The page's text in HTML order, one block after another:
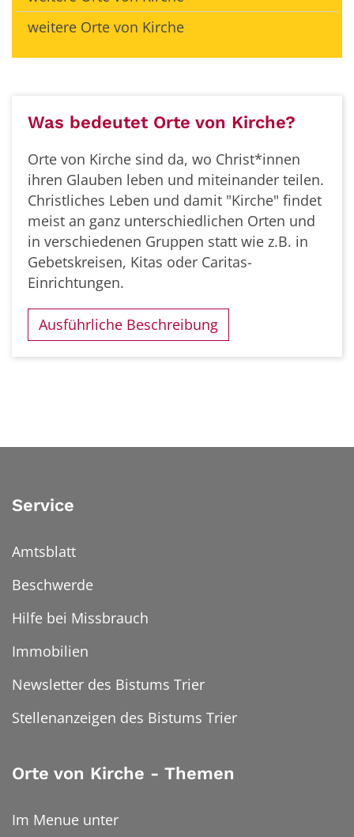
weitere Orte von Kirche
Was bedeutet Orte von Kirche?
Orte von Kirche sind da, wo Christ*innen
ihren Glauben leben und miteinander teilen.
Christliches Leben und damit "Kirche" findet
meist an ganz unterschiedlichen Orten und
in verschiedenen Gruppen statt wie z.B. in
Gebetskreisen, Kitas oder Caritas-
Einrichtungen.
Ausführliche Beschreibung
Service
Amtsblatt
Beschwerde
Hilfe bei Missbrauch
Immobilien
Newsletter des Bistums Trier
Stellenanzeigen des Bistums Trier
Orte von Kirche - Themen
Im Menue unter